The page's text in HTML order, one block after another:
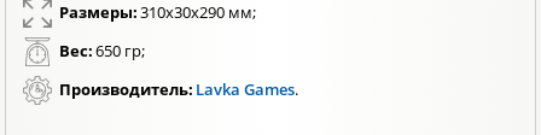
Размеры:310х30х290 мм;
Вес:650 гр;
Производитель: Lavka Games.